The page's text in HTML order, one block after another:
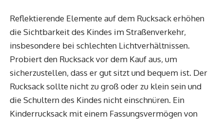
Reflektierende Elemente auf dem Rucksack erhöhen
die Sichtbarkeit des Kindes im Straßenverkehr,
insbesondere bei schlechten Lichtverhältnissen.
Probiert den Rucksack vor dem Kauf aus, um
sicherzustellen, dass er gut sitzt und bequem ist. Der
Rucksack sollte nicht zu groß oder zu klein sein und
die Schultern des Kindes nicht einschnüren. Ein
Kinderrucksack mit einem Fassungsvermögen von